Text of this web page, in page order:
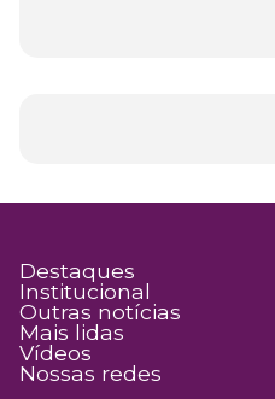
Destaques
Institucional
Outras notícias
Mais lidas
Vídeos
Nossas redes